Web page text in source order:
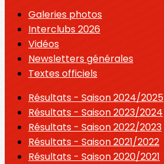
Galeries photos
Interclubs 2026
Vidéos
Newsletters générales
Textes officiels
Résultats - Saison 2024/2025
Résultats - Saison 2023/2024
Résultats - Saison 2022/2023
Résultats - Saison 2021/2022
Résultats - Saison 2020/2021